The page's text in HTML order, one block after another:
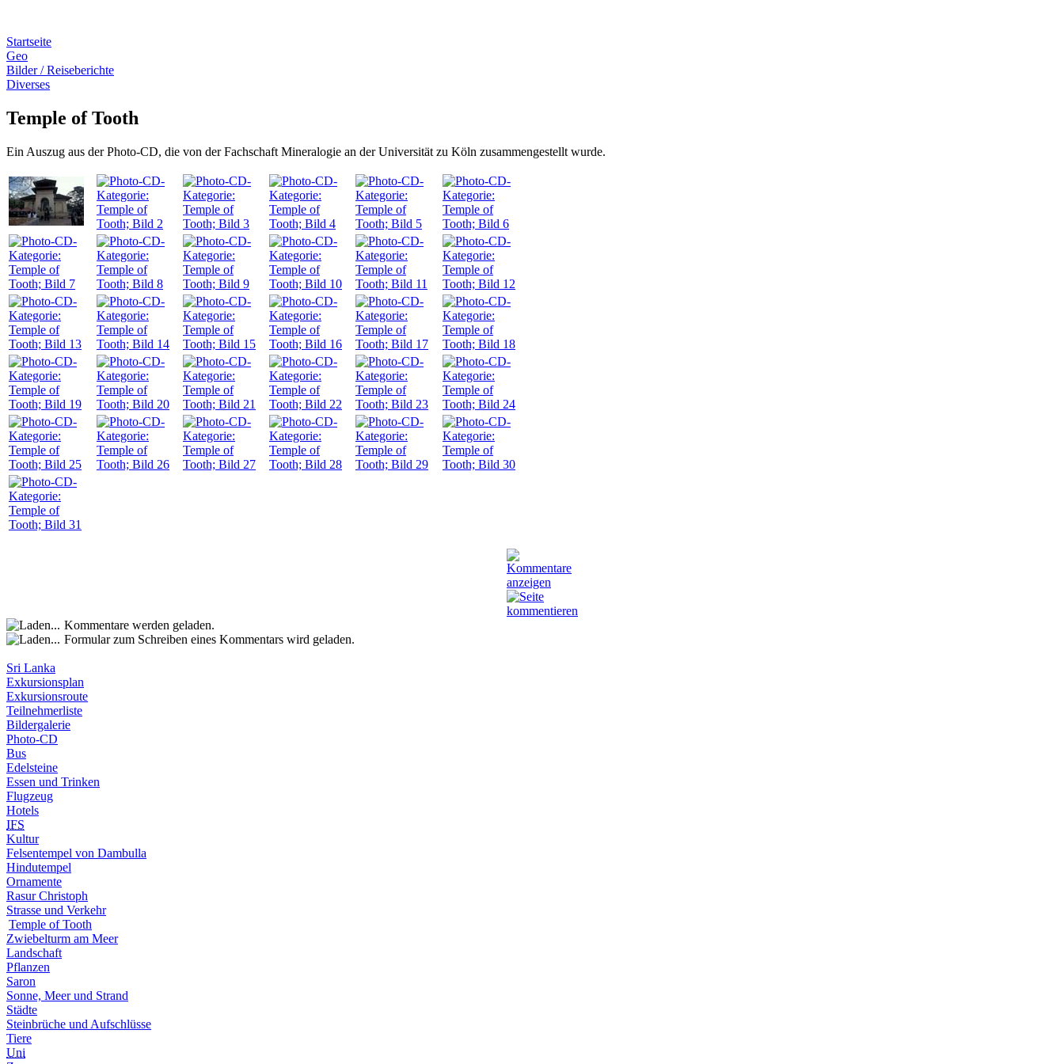
Startseite
Geo
Bilder / Reiseberichte
Diverses
Temple of Tooth
Ein Auszug aus der Photo-CD, die von der Fachschaft Mineralogie an der Universität zu Köln zusammengestellt wurde.
Kommentare werden geladen.
Formular zum Schreiben eines Kommentars wird geladen.
Sri Lanka
Exkursionsplan
Exkursionsroute
Teilnehmerliste
Bildergalerie
Photo-CD
Bus
Edelsteine
Essen und Trinken
Flugzeug
Hotels
IFS
Kultur
Felsentempel von Dambulla
Hindutempel
Ornamente
Rasur Christoph
Strasse und Verkehr
Temple of Tooth
Zwiebelturm am Meer
Landschaft
Pflanzen
Saron
Sonne, Meer und Strand
Städte
Steinbrüche und Aufschlüsse
Tiere
Uni